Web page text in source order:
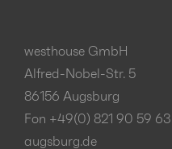
westhouse GmbH
Alfred-Nobel-Str. 5
86156 Augsburg
Fon +49(0) 821 90 59
augsburg.de